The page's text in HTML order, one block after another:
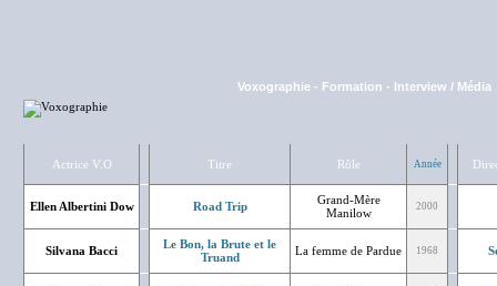
Voxographie - Formation - Interview / Média
Actrice V.O Titre Rôle Année
Ellen Albertini Dow Road Trip
Grand-Mère
Manilow
2000
Silvana Bacci
Le Bon, la Brute et le
Truand
La femme de Pardue 1968